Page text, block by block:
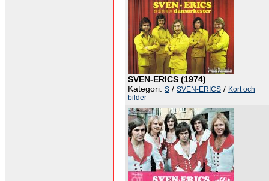
SVEN-ERICS (1974)
Kategori: S / SVEN-ERICS / Kort och
bilder